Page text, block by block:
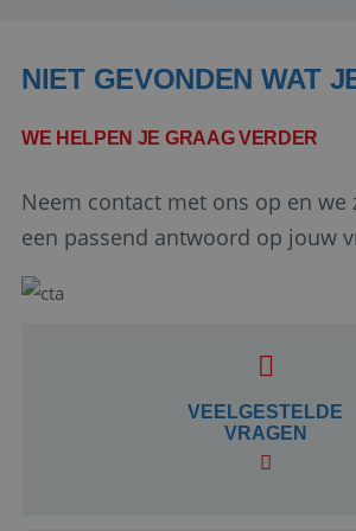
NIET GEVONDEN WAT
WE HELPEN JE GRAAG VERDER
Neem contact met ons op en we
een passend antwoord op jouw
VEELGESTELDE
VRAGEN
Google Privacy Policy